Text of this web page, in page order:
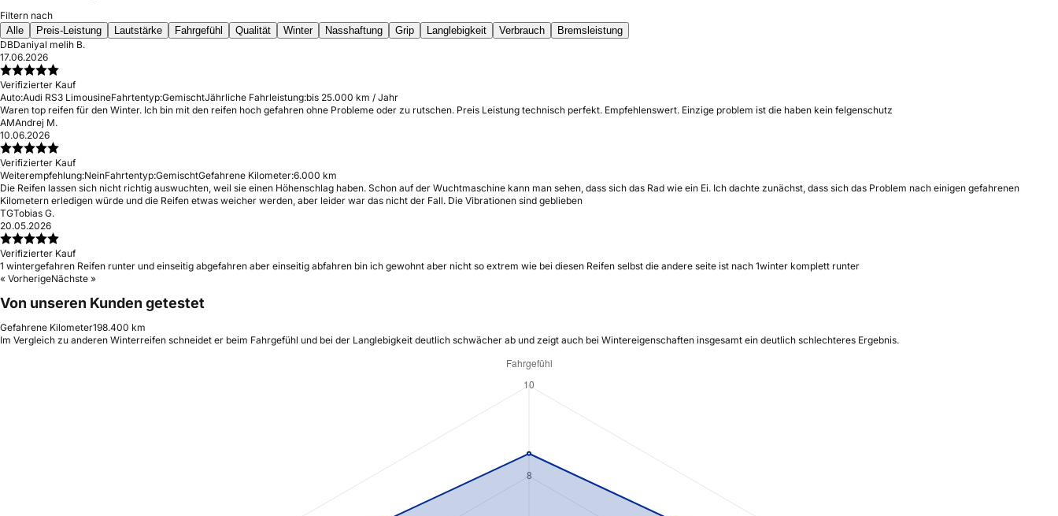
Filtern nach
Alle
Preis-Leistung Lautstärke Fahrgefühl Qualität Winter Nasshaftung Grip Langlebigkeit Verbrauch
Bremsleistung
DBDaniyal melih B.
17.06.2026
Verifizierter Kauf
Auto:Audi RS3 LimousineFahrtentyp:GemischtJährliche Fahrleistung:bis 25.000 km / Jahr
Waren top reifen für den Winter. Ich bin mit den reifen hoch gefahren ohne Probleme oder zu rutschen. Preis Leistung technisch perfekt. Empfehlenswert. Einzige problem ist die haben kein felgenschutz
AMAndrej M.
10.06.2026
Verifizierter Kauf
Weiterempfehlung:NeinFahrtentyp:GemischtGefahrene Kilometer:6.000 km
Die Reifen lassen sich nicht richtig auswuchten, weil sie einen Höhenschlag haben. Schon auf der Wuchtmaschine kann man sehen, dass sich das Rad wie ein Ei. Ich dachte zunächst, dass sich das Problem nach einigen gefahrenen
Kilometern erledigen würde und die Reifen etwas weicher werden, aber leider war das nicht der Fall. Die Vibrationen sind geblieben
TGTobias G.
20.05.2026
Verifizierter Kauf
1 wintergefahren Reifen runter und einseitig abgefahren aber einseitig abfahren bin ich gewohnt aber nicht so extrem wie bei diesen Reifen selbst die andere seite ist nach 1winter komplett runter
« VorherigeNächste »
Von unseren Kunden getestet
Gefahrene Kilometer198.400 km
Im Vergleich zu anderen Winterreifen schneidet er beim Fahrgefühl und bei der Langlebigkeit deutlich schwächer ab und zeigt auch bei Wintereigenschaften insgesamt ein deutlich schlechteres Ergebnis.